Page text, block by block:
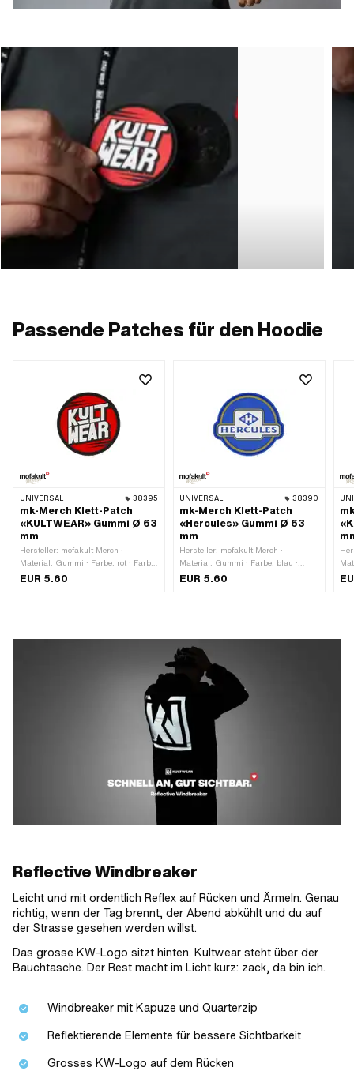
Passende Patches für den Hoodie
UNIVERSAL 38395
mk-Merch Klett-Patch
«KULTWEAR» Gummi Ø 63
mm
Hersteller: mofakult Merch ·
Material: Gummi · Farbe: rot · Farbe:
schwarz · Farbe: weiss ·
EUR 5.60
UNIVERSAL 38390
mk-Merch Klett-Patch
«Hercules» Gummi Ø 63
mm
Hersteller: mofakult Merch ·
Material: Gummi · Farbe: blau ·
Farbe: gold · Farbe: weiss ·
EUR 5.60
Reflective Windbreaker
Leicht und mit ordentlich Reflex auf Rücken und Ärmeln. Genau
richtig, wenn der Tag brennt, der Abend abkühlt und du auf
der Strasse gesehen werden willst.
Das grosse KW-Logo sitzt hinten. Kultwear steht über der
Bauchtasche. Der Rest macht im Licht kurz: zack, da bin ich.
Windbreaker mit Kapuze und Quarterzip
Reflektierende Elemente für bessere Sichtbarkeit
Grosses KW-Logo auf dem Rücken